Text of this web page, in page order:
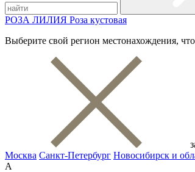
РОЗА ЛИЛИЯ Роза кустовая
Выберите свой регион местонахождения,
Москва Санкт-Петербург Новосибирск и
А